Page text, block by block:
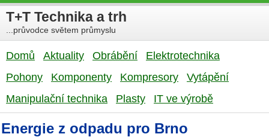
T+T Technika a trh
...průvodce světem průmyslu
Domů Aktuality Obrábění
Elektrotechnika
Pohony
Komponenty Kompresory
Vytápění
Manipulační technika
Plasty IT ve výrobě
Energie z odpadu pro Brno